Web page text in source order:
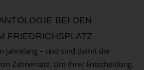
BEI DEN
FRIEDRICHSPLATZ
jahrelang – und sind damit die
Zahnersatz. Um Ihrer Entscheidung,